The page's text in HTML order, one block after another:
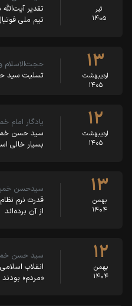
تیر
۱۴۰۵
تقدیر
تیم ملی
۱۳
اردیبهشت
۱۴۰۵
تسلیت سید
۱۲
اردیبهشت
۱۴۰۵
یادگار امام
سید حسن
بسیار خالی
۱۳
بهمن
۱۴۰۴
سیدحسن
قدرت نرم نظام
از آن برده‌اند
۱۲
بهمن
۱۴۰۴
سید حسن
انقلاب
«مردم» بودند